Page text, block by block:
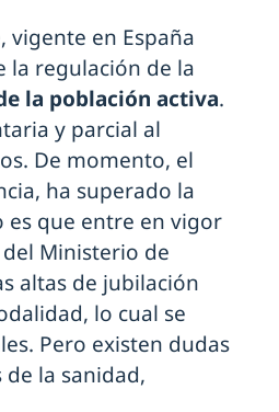
vigente en España
la regulación de la
la población activa.
y parcial al
De momento, el
ha superado la
es que entre en vigor
Ministerio de
altas de jubilación
lo cual se
Pero existen dudas
la sanidad,